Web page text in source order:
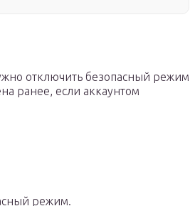
отключить безопасный режим
ранее, если аккаунтом
режим.